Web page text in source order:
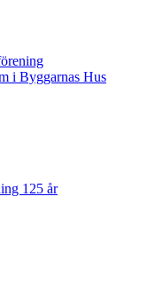
i Byggarnas Hus
125 år